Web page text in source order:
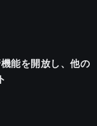
能を開放し、他の